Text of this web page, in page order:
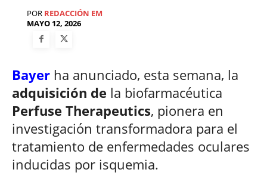
POR REDACCIÓN EM
MAYO 12, 2026
Bayer ha anunciado, esta semana, la
adquisición de la biofarmacéutica
Perfuse Therapeutics, pionera en
investigación transformadora para el
tratamiento de enfermedades oculares
inducidas por isquemia.